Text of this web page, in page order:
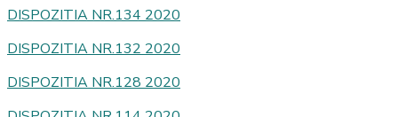
DISPOZITIA NR.134 2020
DISPOZITIA NR.132 2020
DISPOZITIA NR.128 2020